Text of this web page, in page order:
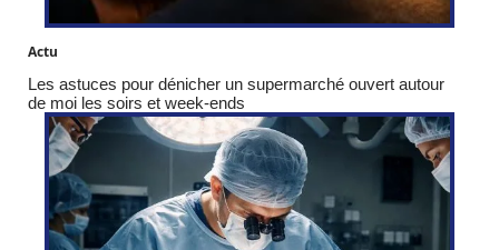
Actu
Les astuces pour dénicher un supermarché ouvert autour
de moi les soirs et week-ends